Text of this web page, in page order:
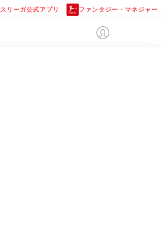
リーガ公式アプリ ファンタジー・マネジャー